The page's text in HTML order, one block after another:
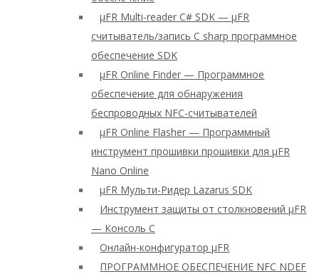
μFR Multi-reader C# SDK — μFR
считыватель/запись C sharp программное
обеспечение SDK
μFR Online Finder — Программное
обеспечение для обнаружения
беспроводных NFC-считывателей
μFR Online Flasher — Программный
инструмент прошивки прошивки для μFR
Nano Online
μFR Мульти-Ридер Lazarus SDK
Инструмент защиты от столкновений μFR
— Консоль C
Онлайн-конфигуратор μFR
ПРОГРАММНОЕ ОБЕСПЕЧЕНИЕ NFC NDEF